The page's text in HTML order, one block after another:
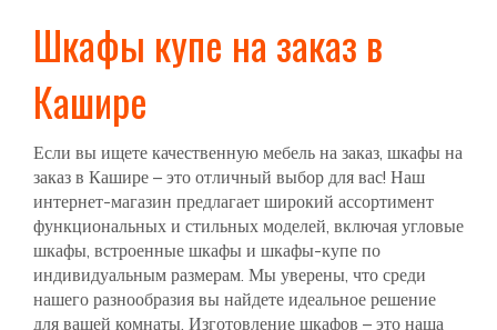
Шкафы купе на заказ в
Кашире
Если вы ищете качественную мебель на заказ, шкафы на
заказ в Кашире – это отличный выбор для вас! Наш
интернет-магазин предлагает широкий ассортимент
функциональных и стильных моделей, включая угловые
шкафы, встроенные шкафы и шкафы-купе по
индивидуальным размерам. Мы уверены, что среди
нашего разнообразия вы найдете идеальное решение
для вашей комнаты. Изготовление шкафов – это наша